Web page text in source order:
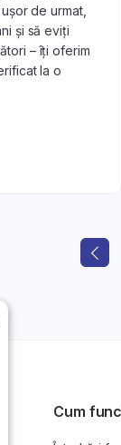
de urmat,
și să eviți
– îți oferim
la o
Cum